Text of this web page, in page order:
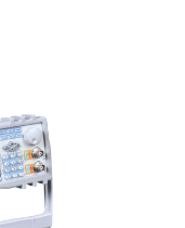
TWTCKYUS